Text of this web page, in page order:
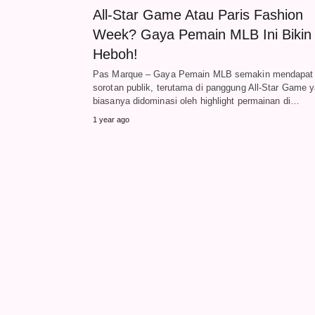
All-Star Game Atau Paris Fashion
Week? Gaya Pemain MLB Ini Bikin
Heboh!
Pas Marque – Gaya Pemain MLB semakin mendapat
sorotan publik, terutama di panggung All-Star Game
biasanya didominasi oleh highlight permainan di…
1 year ago